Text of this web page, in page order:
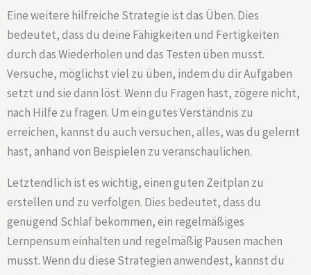
Eine weitere hilfreiche Strategie ist das Üben. Dies
bedeutet, dass du deine Fähigkeiten und Fertigkeiten
durch das Wiederholen und das Testen üben musst.
Versuche, möglichst viel zu üben, indem du dir Aufgaben
setzt und sie dann löst. Wenn du Fragen hast, zögere nicht,
nach Hilfe zu fragen. Um ein gutes Verständnis zu
erreichen, kannst du auch versuchen, alles, was du gelernt
hast, anhand von Beispielen zu veranschaulichen.
Letztendlich ist es wichtig, einen guten Zeitplan zu
erstellen und zu verfolgen. Dies bedeutet, dass du
genügend Schlaf bekommen, ein regelmäßiges
Lernpensum einhalten und regelmäßig Pausen machen
musst. Wenn du diese Strategien anwendest, kannst du